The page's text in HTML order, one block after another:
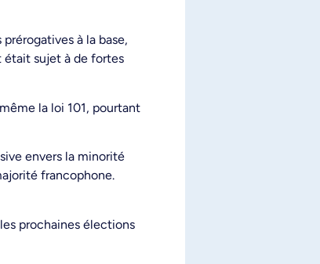
à la base,
était sujet à de fortes
la loi 101, pourtant
envers la minorité
francophone.
prochaines élections